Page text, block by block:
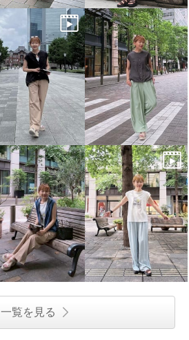
一覧を見る